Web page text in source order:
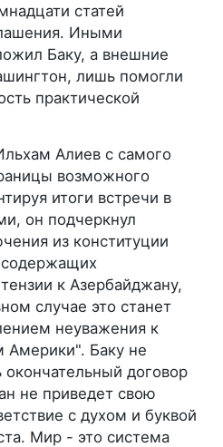
статей
Иными
Баку, а внешние
лишь помогли
практической
Алиев с самого
возможного
итоги встречи в
он подчеркнул
из конституции
к Азербайджану,
случае это станет
неуважения к
Баку не
договор
не приведет свою
с духом и буквой
Мир - это система